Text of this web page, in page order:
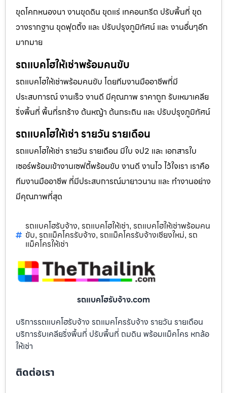
ขุดโคกหนองนา งานขุดดิน ขุดแร่ เทคอนกรีต ปรับพื้นที่ ขุด
วางรากฐาน ขุดฟุตติ้ง และ ปรับปรุงภูมิทัศน์ และ งานอื่นๆอีก
มากมาย
รถแบคโฮให้เช่าพร้อมคนขับ
รถแบคโฮให้เช่าพร้อมคนขับ โดยทีมงานมืออาชีพที่มี
ประสบการณ์ งานเร็ว งานดี มีคุณภาพ ราคาถูก รับเหมาเคลีย
ริ่งพื้นที่ พื้นที่รกร้าง ต้นหญ้า ต้นกระถิน และ ปรับปรุงภูมิทัศน์
รถแบคโฮให้เช่า รายวัน รายเดือน
รถแบคโฮให้เช่า รายวัน รายเดือน มีใบ จป2 และ เอกสารใบ
เซอร์พร้อมเข้างานเซฟตี้พร้อมขับ งานดี งานไว ไว้ใจเรา เราคือ
ทีมงานมืออาชีพ ที่มีประสบการณ์มายาวนาน และ ทำงานอย่าง
มีคุณภาพที่สุด
รถแบคโฮรับจ้าง, รถแบคโฮให้เช่า, รถแบคโฮให้เช่าพร้อมคน
ขับ, รถแม็คโครรับจ้าง, รถแม็คโครรับจ้างเชียงใหม่, รถ
แม็คโครให้เช่า
รถแบคโฮรับจ้าง.com
บริการรถแบคโฮรับจ้าง รถแมคโครรับจ้าง รายวัน รายเดือน
บริการรับเคลียริ่งพื้นที่ ปรับพื้นที่ ถมดิน พร้อมแม็คโคร หกล้อ
ให้เช่า
ติดต่อเรา